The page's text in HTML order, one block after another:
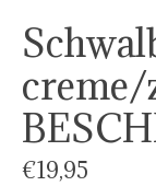
creme/
€19,95